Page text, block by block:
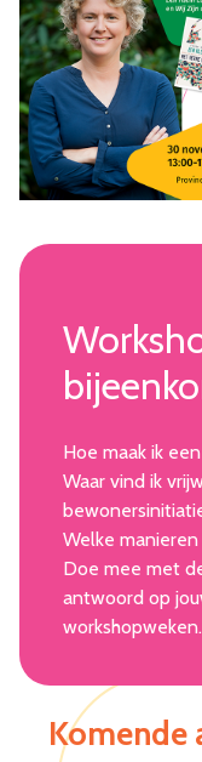
Hoe maak ik
Waar vind ik
Welke
Doe mee met
antwoord op
workshopweken.
Komende